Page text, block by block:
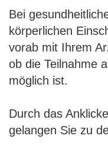
Bei
körperlichen
vorab mit Ihrem
ob die Teilnahme
möglich ist.
Durch das
gelangen Sie zu